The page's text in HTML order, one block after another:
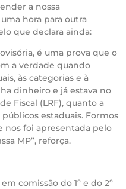
a nossa
hora para outra
que declara ainda:
é uma prova que o
a verdade quando
às categorias e à
dinheiro e já estava no
Fiscal (LRF), quanto a
estaduais. Formos
nos foi apresentada pelo
MP”, reforça.
comissão do 1º e do 2º